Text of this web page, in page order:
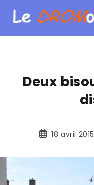
Deux
18 avril 2015